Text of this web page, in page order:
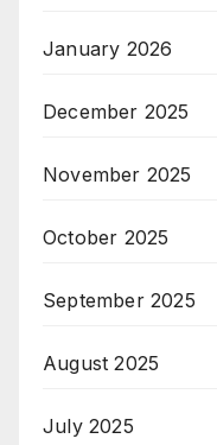
January 2026
December 2025
November 2025
October 2025
September 2025
August 2025
July 2025